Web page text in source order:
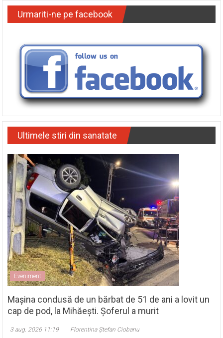
Urmariti-ne pe facebook
Ultimele stiri din sanatate
Eveniment
Mașina condusă de un bărbat de 51 de ani a lovit un
cap de pod, la Mihăești. Șoferul a murit
3 aug. 2026 11:19 Florentina Ștefan Ciobanu